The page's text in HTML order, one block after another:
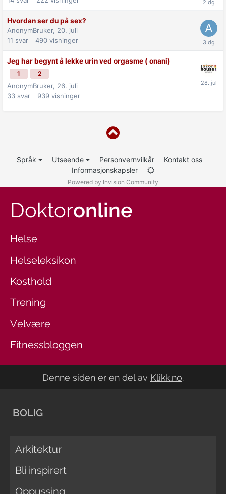
Hvordan ser du på sex?
AnonymBruker, 20. juli
11 svar 490 visninger
Jeg har begynt å lekke urin ved orgasme ( onani)
1 2
AnonymBruker, 26. juli
33 svar 939 visninger
Språk Utseende Personvernvilkår
Kontakt oss
Informasjonskapsler
Powered by Invision Community
Doktoronline
Helse
Helseleksikon
Kosthold
Trening
Velvære
Fitnessbloggen
Denne siden er en del av Klikk.no.
BOLIG
Arkitektur
Bli inspirert
Oppussing